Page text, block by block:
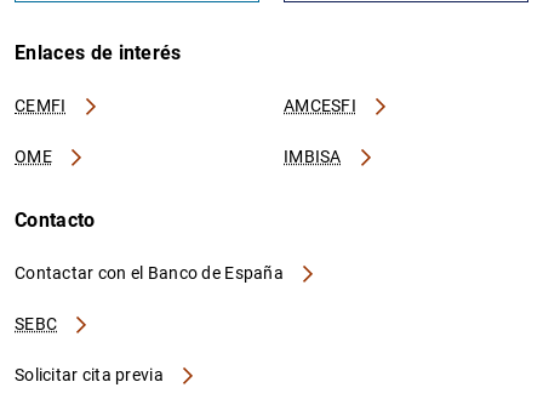
Enlaces de interés
CEMFI AMCESFI
OME IMBISA
Contacto
Contactar con el Banco de España
SEBC
Solicitar cita previa